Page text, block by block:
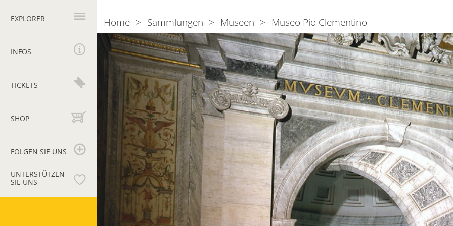
EXPLORER
INFOS
TICKETS
SHOP
FOLGEN SIE UNS
UNTERSTÜTZEN
SIE UNS
Vestibolo
Quadrato
Kabinett
Apoxyomenos
Breadcrumb
Home Sammlungen Museen Museo Pio Clementino